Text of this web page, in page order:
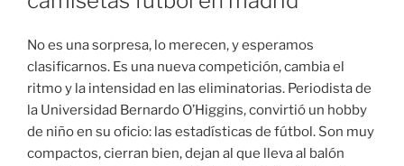
No es una sorpresa, lo merecen, y esperamos
clasificarnos. Es una nueva competición, cambia el
ritmo y la intensidad en las eliminatorias. Periodista de
la Universidad Bernardo O’Higgins, convirtió un hobby
de niño en su oficio: las estadísticas de fútbol. Son muy
compactos, cierran bien, dejan al que lleva al balón